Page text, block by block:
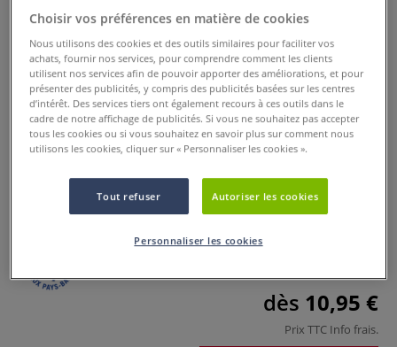
Tige de suspension 3 mm J-Rail
0 Commentaires
Cette tige de suspension possède une extrémité en U et une
(blanche ou argentée au choix) et deux longueurs (100 ou
Plus
dès 10,95 €
Prix TTC Info frais.
Choisir vos préférences en matière de cookies
Nous utilisons des cookies et des outils similaires pour faciliter vos
achats, fournir nos services, pour comprendre comment les clients
utilisent nos services afin de pouvoir apporter des améliorations, et pour
présenter des publicités, y compris des publicités basées sur les centres
d’intérêt. Des services tiers ont également recours à ces outils dans le
cadre de notre affichage de publicités. Si vous ne souhaitez pas accepter
tous les cookies ou si vous souhaitez en savoir plus sur comment nous
utilisons les cookies, cliquer sur « Personnaliser les cookies ».
Tout refuser Autoriser les cookies
Personnaliser les cookies